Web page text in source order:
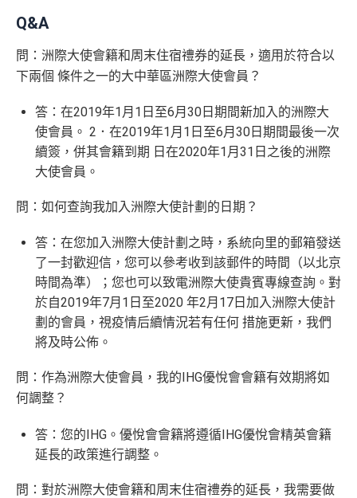
Q&A
問：洲際大使會籍和周末住宿禮券的延長，適用於符合以
下兩個 條件之一的大中華區洲際大使會員？
答：在2019年1月1日至6月30日期間新加入的洲際大
使會員。 2．在2019年1月1日至6月30日期間最後一次
續簽，併其會籍到期 日在2020年1月31日之後的洲際
大使會員。
問：如何查詢我加入洲際大使計劃的日期？
答：在您加入洲際大使計劃之時，系統向里的郵箱發送
了一封歡迎信，您可以參考收到該郵件的時間（以北京
時間為準）；您也可以致電洲際大使貴賓專線查詢。對
於自2019年7月1日至2020 年2月17日加入洲際大使計
劃的會員，視疫情后續情況若有任何 措施更新，我們
將及時公佈。
問：作為洲際大使會員，我的IHG優悅會會籍有效期將如
何調整？
答：您的IHG。優悅會會籍將遵循IHG優悅會精英會籍
延長的政策進行調整。
問：對於洲際大使會籍和周末住宿禮券的延長，我需要做